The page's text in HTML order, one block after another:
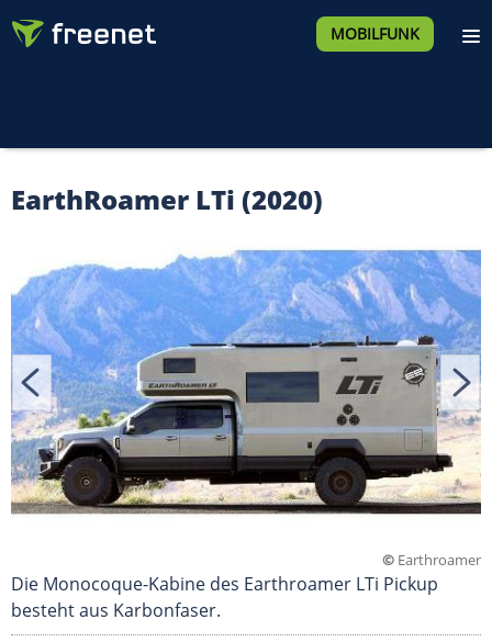
MOBILFUNK
EarthRoamer LTi (2020)
© Earthroamer
Die Monocoque-Kabine des Earthroamer LTi Pickup
besteht aus Karbonfaser.